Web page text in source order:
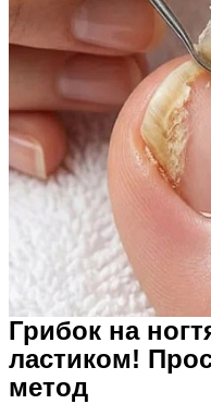
Грибок на
ластиком!
метод